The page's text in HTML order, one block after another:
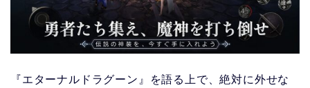
『エターナルドラグーン』を語る上で、絶対に外せな